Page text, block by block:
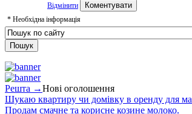
Відмінити
* Необхідна інформація
Решта →Нові оголошення
Шукаю квартиру чи домівку в оренду для
Продам смачне та корисне козине молоко.